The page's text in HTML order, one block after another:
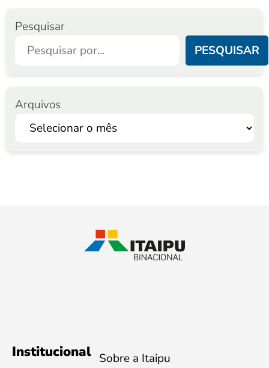
Pesquisar
PESQUISAR
Arquivos
Institucional Sobre a Itaipu